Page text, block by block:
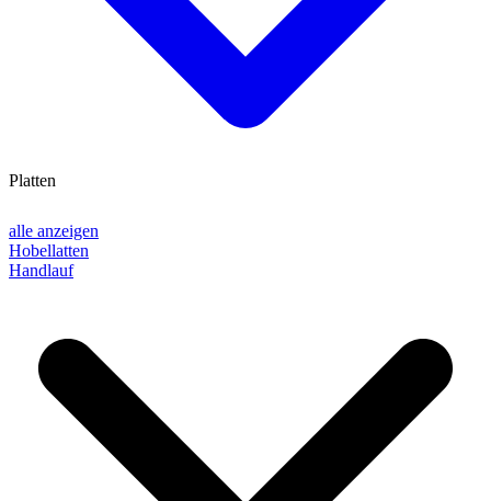
alle anzeigen
Hobellatten
Handlauf
Platten